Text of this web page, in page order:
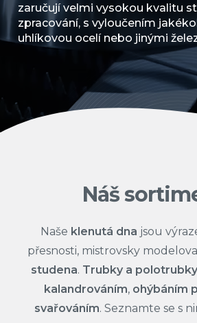
zaručují velmi vysokou kvalitu
zpracování, s vyloučením
uhlíkovou ocelí nebo jinými
Náš
Naše klenutá dna jsou
přesnosti, mistrovsky
studena. Trubky a polotrubky
kalandrováním, ohýbáním
svařováním. Seznamte se s